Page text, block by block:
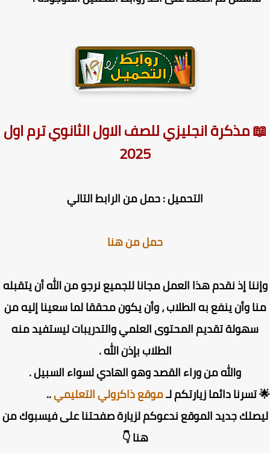
مذكرة انجليزي للصف الاول الثانوي ترم اول
2025
التحميل : حمل من الرابط التالي
حمل من هنا
إذ نقدم هذا العمل مجانا للجميع نرجو من الله أن يتقبله
وأن ينفع به الطلاب ، وأن يكون محققا لما سعينا إليه من
سهولة تقديم المحتوى العلمي والتدريبات ليستفيد منه
الطلاب بإذن الله .
والله من وراء القصد وهو الهادي لسواء السبيل .
دائما زيارتكم لـموقع ذاكرولي التعليمي..
جديد الموقع ندعوكم لزيارة صفحتنا على فيسبوك من
هنا 👇